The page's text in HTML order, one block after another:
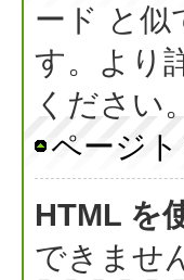
ード と似
す。より
ください。
ページ
HTML を
できませ